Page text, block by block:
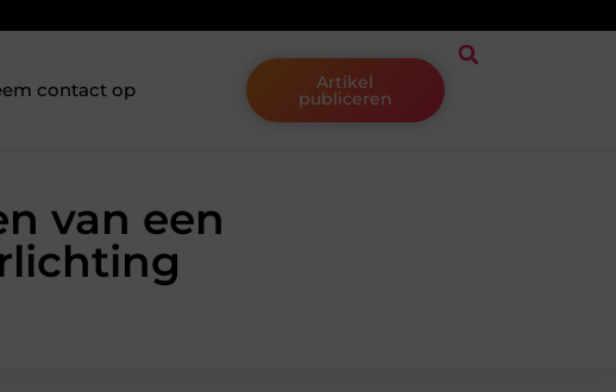
contact op Artikel
publiceren
van een